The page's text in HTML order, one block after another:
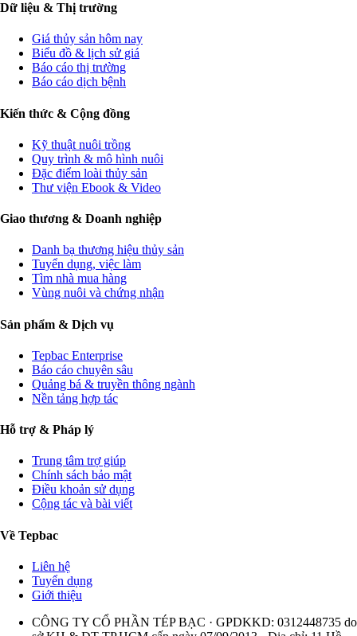
Dữ liệu & Thị trường
Giá thủy sản hôm nay
Biểu đồ & lịch sử giá
Báo cáo thị trường
Báo cáo dịch bệnh
Kiến thức & Cộng đồng
Kỹ thuật nuôi trồng
Quy trình & mô hình nuôi
Đặc điểm loài thủy sản
Thư viện Ebook & Video
Giao thương & Doanh nghiệp
Danh bạ thương hiệu thủy sản
Tuyển dụng, việc làm
Tìm nhà mua hàng
Vùng nuôi và chứng nhận
Sản phẩm & Dịch vụ
Tepbac Enterprise
Báo cáo chuyên sâu
Quảng bá & truyền thông ngành
Nền tảng hợp tác
Hỗ trợ & Pháp lý
Trung tâm trợ giúp
Chính sách bảo mật
Điều khoản sử dụng
Cộng tác và bài viết
Về Tepbac
Liên hệ
Tuyển dụng
Giới thiệu
CÔNG TY CỔ PHẦN TÉP BẠC · GPDKKD: 0312448735 do